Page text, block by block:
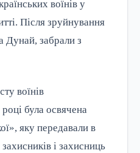
воїнів у
Після зруйнування
Дунай, забрали з
воїнів
була освячена
яку передавали в
і захисниць